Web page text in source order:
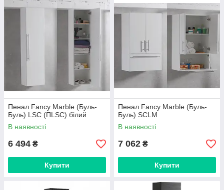
Пенал Fancy Marble (Буль-
Буль) LSC (ПLSC) білий
В наявності
6 494 ₴
Купити
Пенал Fancy Marble (Буль-
Буль) SCLM
В наявності
7 062 ₴
Купити